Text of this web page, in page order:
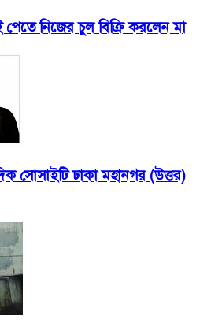
পেতে নিজের চুল বিক্রি করলেন মা
সোসাইটি ঢাকা মহানগর (উত্তর)